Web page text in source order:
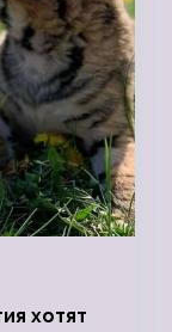
хотят